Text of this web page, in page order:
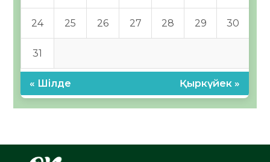
24 25 26 27 28 29 30
31
« Шілде Қыркүйек »